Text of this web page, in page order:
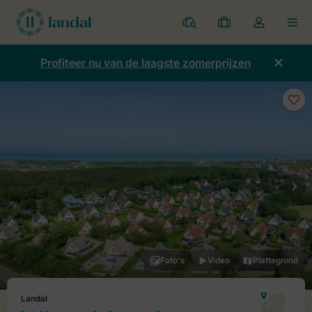
Parken
Mijn
boekingen
Open
de
dropdown
account
Profiteer nu van de laagste zomerprijzen